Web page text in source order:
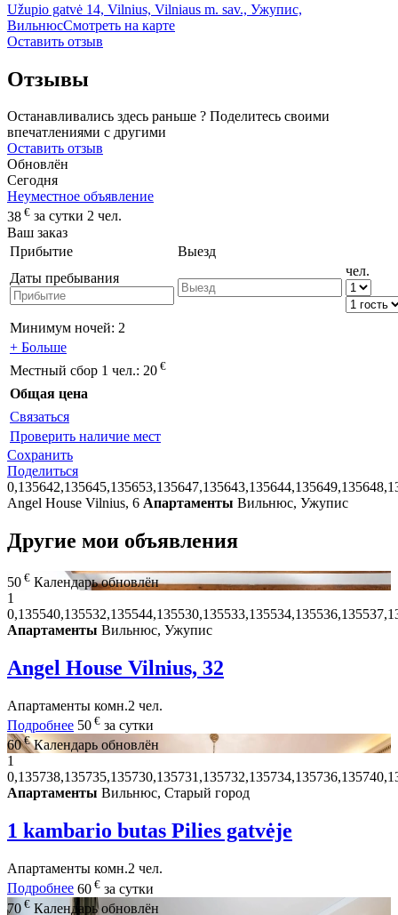
Užupio gatvė 14, Vilnius, Vilniaus m. sav., Ужупис,
ВильнюсСмотреть на карте
Оставить отзыв
Отзывы
Останавливались здесь раньше ? Поделитесь своими
впечатлениями с другими
Оставить отзыв
Обновлён
Сегодня
Неуместное объявление
38 € за сутки 2 чел.
Ваш заказ
Прибытие
Выезд
Даты пребывания
чел.
Минимум ночей: 2
+ Больше
Местный сбор 1 чел.: 20 €
Общая цена
Связаться
Проверить наличие мест
Сохранить
Поделиться
Angel House Vilnius, 6 Апартаменты Вильнюс, Ужупис
Другие мои объявления
50 € Календарь обновлён
1
Апартаменты Вильнюс, Ужупис
Angel House Vilnius, 32
Апартаменты комн.2 чел.
Подробнее 50 € за сутки
60€ Календарь обновлён
1
Апартаменты Вильнюс, Старый город
1 kambario butas Pilies gatvėje
Апартаменты комн.2 чел.
Подробнее 60 € за сутки
70 € Календарь обновлён